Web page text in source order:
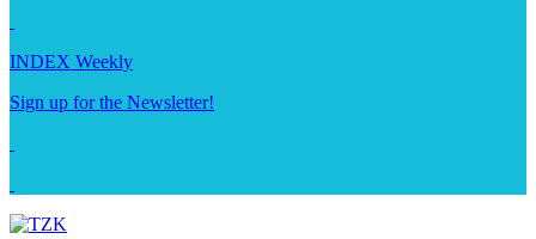
INDEX Weekly
Sign up for the Newsletter!